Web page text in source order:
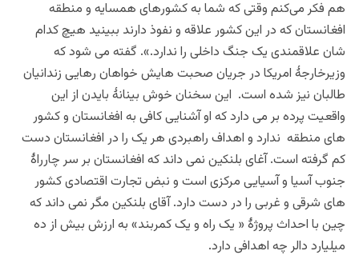
هم فکر می‌کنم وقتی که شما به کشورهای همسایه و منطقه
افغانستان که در این کشور علاقه و نفوذ دارند ببینید هیچ کدام
شان علاقمندی یک جنگ داخلی را ندارد.». گفته می شود که
وزیرخارجۀ امریکا در جریان صحبت هایش خواهان رهایی زندانیان
طالبان نیز شده است. این سخنان خوش بینانۀ بایدن از این
واقعیت پرده بر می دارد که او آشنایی کافی به افغانستان و کشور
های منطقه ندارد و اهداف راهبردی هر یک را در افغانستان دست
کم گرفته است. آغای بلنکین نمی داند که افغانستان بر سر چارراۀ
جنوب آسیا و آسیایی مرکزی است و نبض تجارت اقتصادی کشور
های شرقی و غربی را در دست دارد. آقای بلنکین مگر نمی داند که
چین با احداث پروژۀ « یک راه و یک کمربند» به ارزش بیش از ده
میلیارد دالر چه اهدافی دارد.